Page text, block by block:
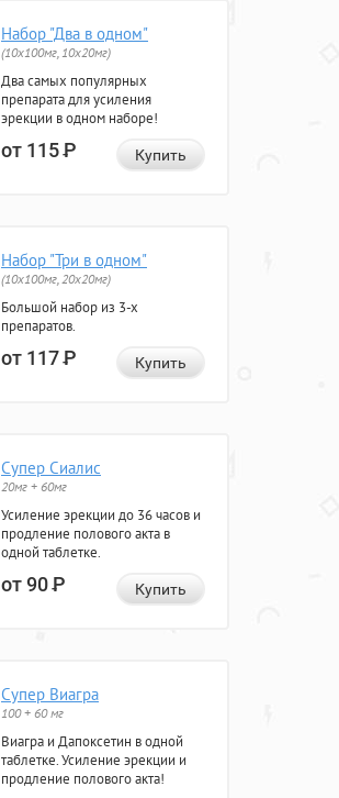
Набор "Два в одном"
(10x100мг, 10x20мг)
Два самых популярных
препарата для усиления
эрекции в одном наборе!
от 115Р Купить
Набор "Три в одном"
(10x100мг, 20x20мг)
Большой набор из 3-х
препаратов.
от 117Р Купить
Супер Сиалис
20мг + 60мг
Усиление эрекции до 36 часов и
продление полового акта в
одной таблетке.
от 90Р Купить
Супер Виагра
100 + 60 мг
Виагра и Дапоксетин в одной
таблетке. Усиление эрекции и
продление полового акта!